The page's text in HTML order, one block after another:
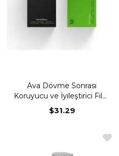
Ava Dövme Sonrası
Koruyucu ve İyileştirici Film
15cm x 1000cm
$31.29